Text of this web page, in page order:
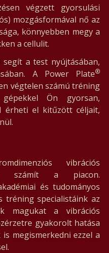
végzett gyorsulási
mozgásformával nő az
könnyebben megy a
a cellulit.
a test nyújtásában,
A Power Plate®
végtelen számú tréning
Ön gyorsan,
érheti el kitűzött céljait,
vibrációs
számít a piacon.
és tudományos
tréning specialistáink az
magukat a vibrációs
gyakorolt hatása
megismerkedni ezzel a